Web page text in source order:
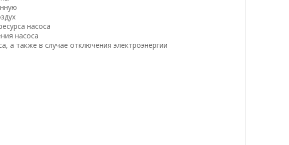
насоса
насоса
а также в случае отключения электроэнергии